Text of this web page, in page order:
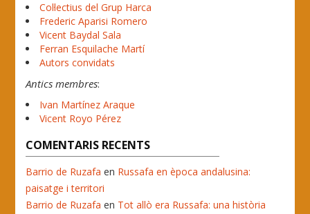
Col·lectius del Grup Harca
Frederic Aparisi Romero
Vicent Baydal Sala
Ferran Esquilache Martí
Autors convidats
Antics membres:
Ivan Martínez Araque
Vicent Royo Pérez
COMENTARIS RECENTS
Barrio de Ruzafa en Russafa en època andalusina:
paisatge i territori
Barrio de Ruzafa en Tot allò era Russafa: una història